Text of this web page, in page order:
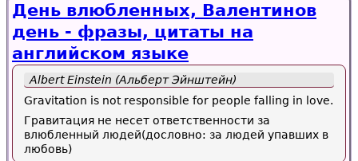
День влюбленных, Валентинов
день - фразы, цитаты на
английском языке
Albert Einstein (Альберт Эйнштейн)
Gravitation is not responsible for people falling in love.
Гравитация не несет ответственности за
влюбленный людей(дословно: за людей упавших в
любовь)